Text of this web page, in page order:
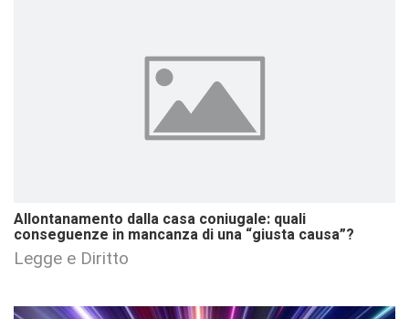
Allontanamento dalla casa coniugale: quali
conseguenze in mancanza di una “giusta causa”?
Legge e Diritto